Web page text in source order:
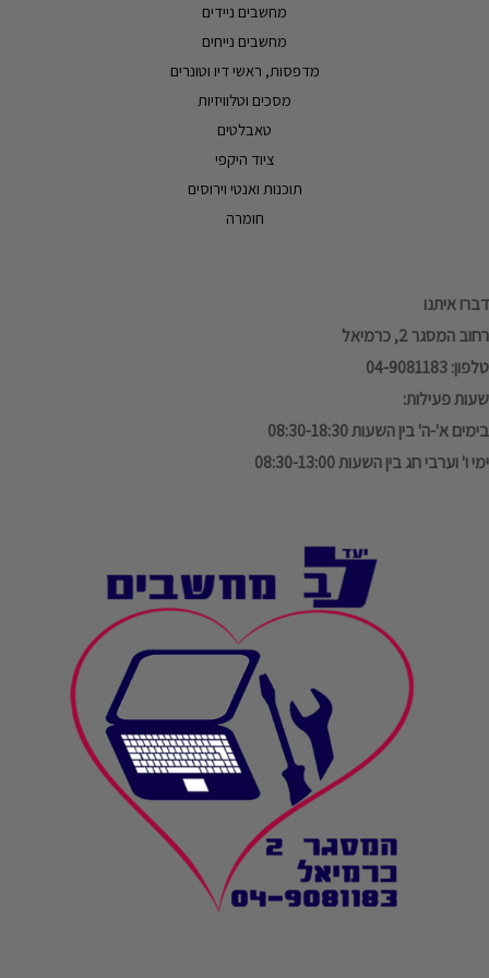
מחשבים ניידים
מחשבים נייחים
מדפסות, ראשי דיו וטונרים
מסכים וטלוויזיות
טאבלטים
ציוד היקפי
תוכנות ואנטי וירוסים
חומרה
דברו איתנו
רחוב המסגר 2, כרמיאל
טלפון: 04-9081183
שעות פעילות:
בימים א'-ה' בין השעות 08:30-18:30
ימי ו' וערבי חג בין השעות 08:30-13:00